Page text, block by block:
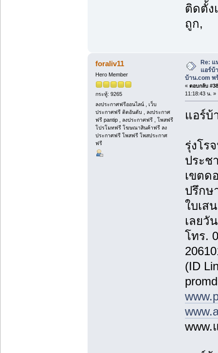
ติดตั้ง
ถูก,
foraliv11
Hero Member
กระทู้: 9265
ลงประกาศฟรีออนไลน์ , เว็บ
ประกาศฟรี ติดอันดับ , ลงประกาศ
ฟรี pantip , ลงประกาศฟรี , โพสฟรี
โปรโมทฟรี โฆษณาสินค้าฟรี ลง
ประกาศฟรี โพสฟรี โพสประกาศ
ฟรี
Re: แ
แอร์บ้
บ้าน.com พ
« ตอบกลับ
11:18:43 น. »
แอร์บ้
รุ่งโร
ประช
เขตด
ปรึกษ
ใบเส
เลยวั
โทร.
(ID
www.